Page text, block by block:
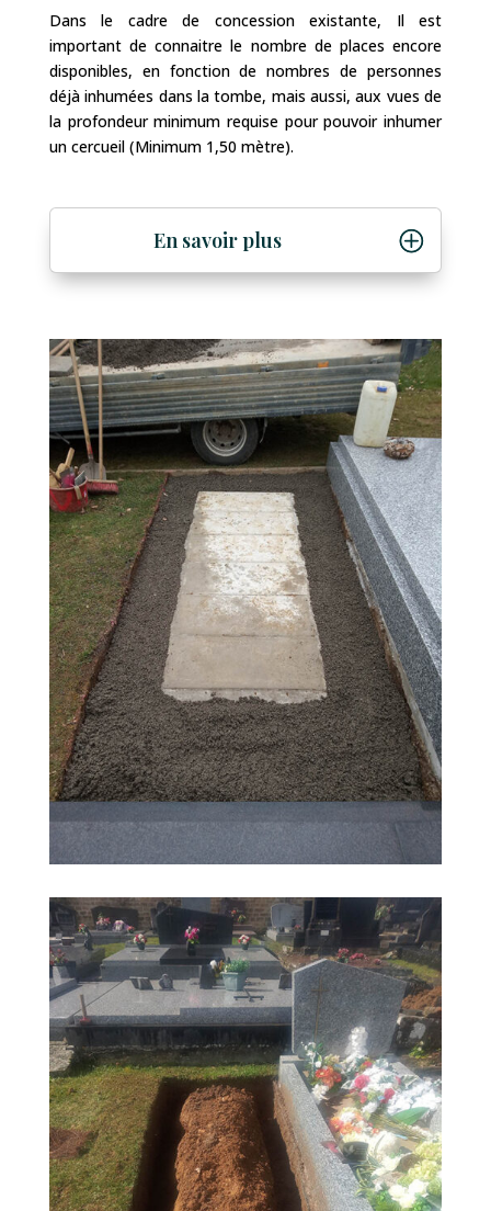
Dans le cadre de concession existante, Il est
important de connaitre le nombre de places encore
disponibles, en fonction de nombres de personnes
déjà inhumées dans la tombe, mais aussi, aux vues de
la profondeur minimum requise pour pouvoir inhumer
un cercueil (Minimum 1,50 mètre).
En savoir plus